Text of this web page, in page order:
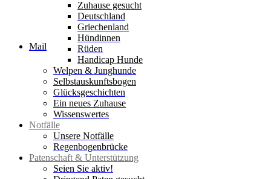
Mail
Zuhause gesucht
Deutschland
Griechenland
Hündinnen
Rüden
Handicap Hunde
Welpen & Junghunde
Selbstauskunftsbogen
Glücksgeschichten
Ein neues Zuhause
Wissenswertes
Notfälle
Unsere Notfälle
Regenbogenbrücke
Patenschaft & Unterstützung
Seien Sie aktiv!